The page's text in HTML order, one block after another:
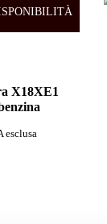
X18XE1
esclusa